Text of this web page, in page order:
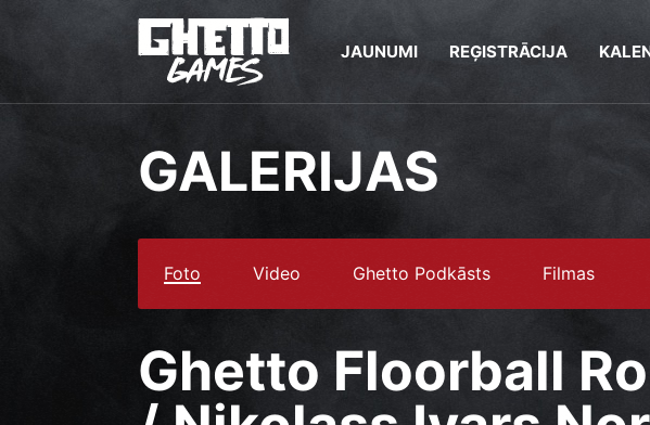
JAUNUMI REĢISTRĀCIJA
GALERIJAS
Foto Video Ghetto Podkāsts Filmas
Ghetto Floorball